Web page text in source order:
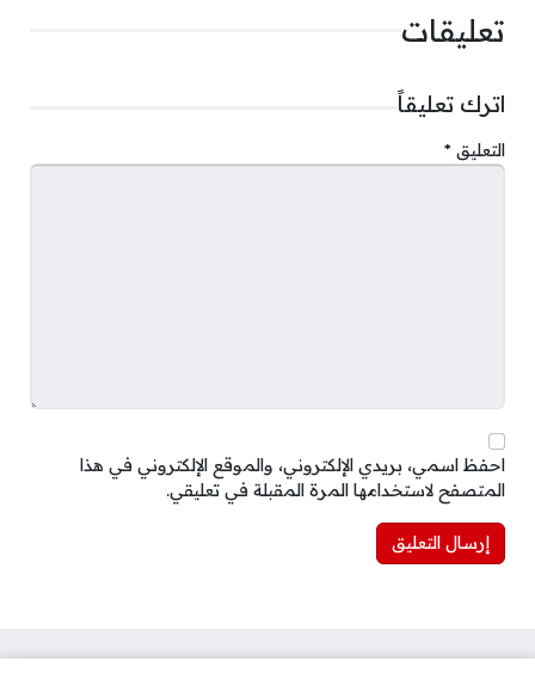
تعليقات
اترك تعليقاً
التعليق *
احفظ اسمي، بريدي الإلكتروني، والموقع الإلكتروني في هذا
المتصفح لاستخدامها المرة المقبلة في تعليقي.